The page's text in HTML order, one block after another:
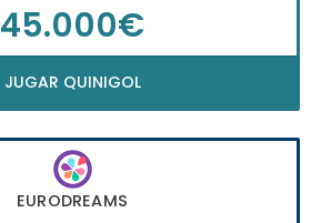
45.000€
JUGAR QUINIGOL
EURODREAMS